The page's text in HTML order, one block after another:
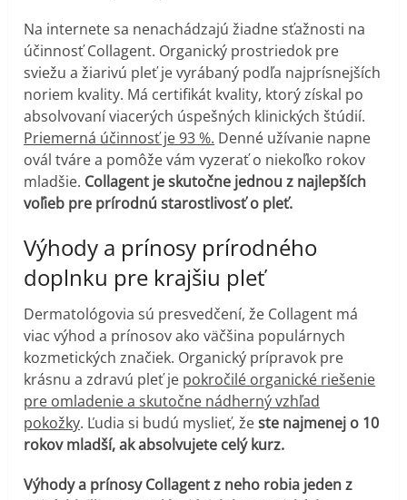
Na internete sa nenachádzajú žiadne sťažnosti na
účinnosť Collagent. Organický prostriedok pre
sviežu a žiarivú pleť je vyrábaný podľa najprísnejších
noriem kvality. Má certifikát kvality, ktorý získal po
absolvovaní viacerých úspešných klinických štúdií.
Priemerná účinnosť je 93 %. Denné užívanie napne
ovál tváre a pomôže vám vyzerať o niekoľko rokov
mladšie. Collagent je skutočne jednou z najlepších
voľieb pre prírodnú starostlivosť o pleť.
Výhody a prínosy prírodného
doplnku pre krajšiu pleť
Dermatológovia sú presvedčení, že Collagent má
viac výhod a prínosov ako väčšina populárnych
kozmetických značiek. Organický prípravok pre
krásnu a zdravú pleť je pokročilé organické riešenie
pre omladenie a skutočne nádherný vzhľad
pokožky. Ľudia si budú myslieť, žeste najmenej o 10
rokov mladší, ak absolvujete celý kurz.
Výhody a prínosy Collagent z neho robia jeden z